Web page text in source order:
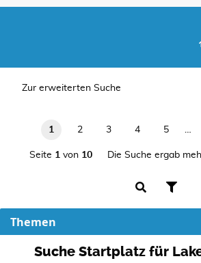
Zur erweiterten Suche
1 2 3 4 5 …
Seite 1 von 10 Die Suche ergab
Themen
Suche Startplatz für